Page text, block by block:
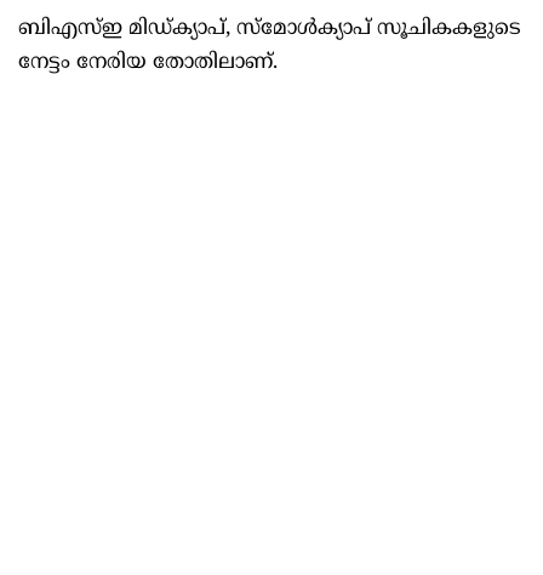
ബിഎസ്ഇ മിഡ്ക്യാപ്, സ്‌മോള്‍ക്യാപ് സൂചികകളുടെ
നേട്ടം നേരിയ തോതിലാണ്.